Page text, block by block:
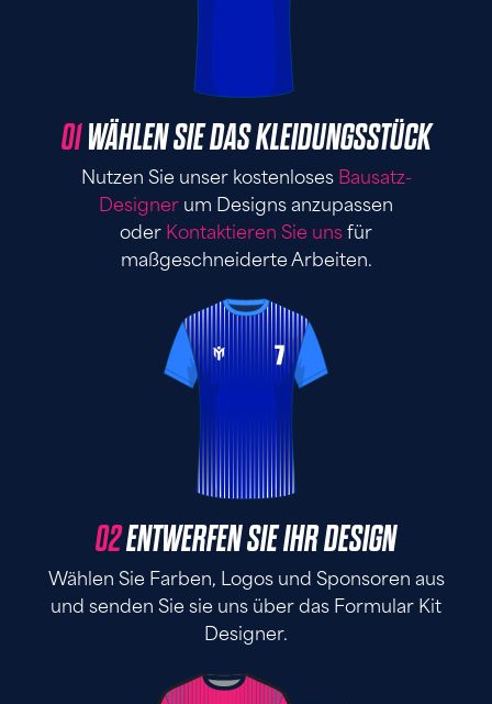
01WÄHLEN SIE DAS KLEIDUNGSSTÜCK
Nutzen Sie unser kostenloses Bausatz-
Designer um Designs anzupassen
oder Kontaktieren Sie uns für
maßgeschneiderte Arbeiten.
02ENTWERFEN SIE IHR DESIGN
Wählen Sie Farben, Logos und Sponsoren aus
und senden Sie sie uns über das Formular Kit
Designer.